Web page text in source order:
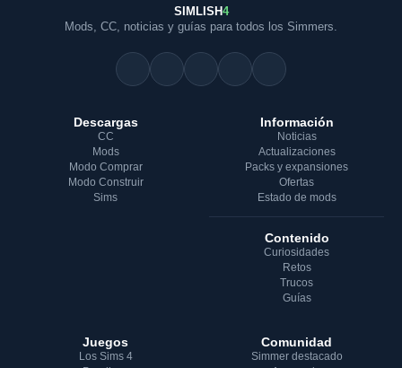
SIMLISH4
Mods, CC, noticias y guías para todos los Simmers.
Descargas
CC
Mods
Modo Comprar
Modo Construir
Sims
Información
Noticias
Actualizaciones
Packs y expansiones
Ofertas
Estado de mods
Contenido
Curiosidades
Retos
Trucos
Guías
Juegos
Los Sims 4
Comunidad
Simmer destacado